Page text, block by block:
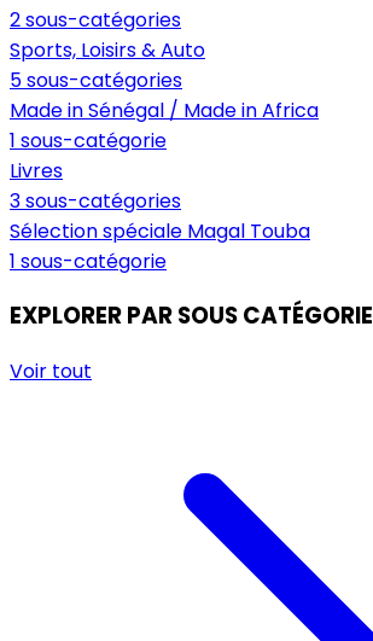
2 sous-catégories
Sports, Loisirs & Auto
5 sous-catégories
Made in Sénégal / Made in Africa
1 sous-catégorie
Livres
3 sous-catégories
Sélection spéciale Magal Touba
1 sous-catégorie
EXPLORER PAR SOUS CATÉGORIE
Voir tout